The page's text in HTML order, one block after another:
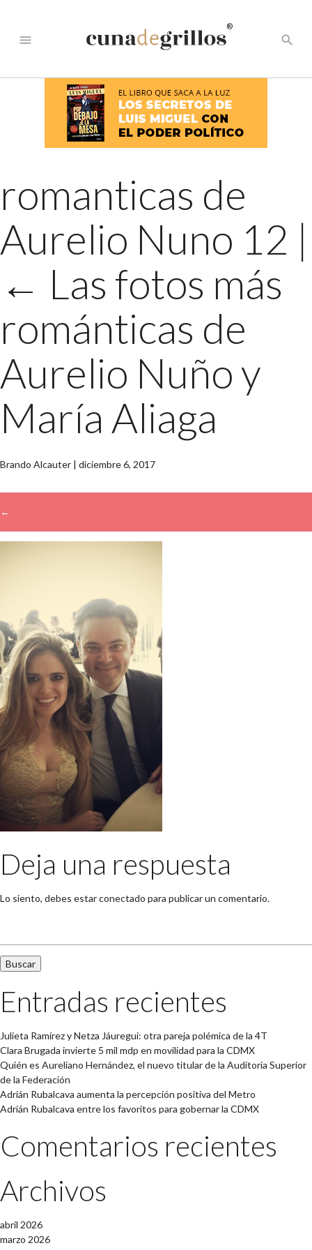
menu
®
search
romanticas de
Aurelio Nuno 12 |
← Las fotos más
románticas de
Aurelio Nuño y
María Aliaga
Brando Alcauter | diciembre 6, 2017
←
Deja una respuesta
Lo siento, debes estarconectado para publicar un comentario.
Entradas recientes
Julieta Ramírez y Netza Jáuregui: otra pareja polémica de la 4T
Clara Brugada invierte 5 mil mdp en movilidad para la CDMX
Quién es Aureliano Hernández, el nuevo titular de la Auditoría Superior
de la Federación
Adrián Rubalcava aumenta la percepción positiva del Metro
Adrián Rubalcava entre los favoritos para gobernar la CDMX
Comentarios recientes
Archivos
abril 2026
marzo 2026